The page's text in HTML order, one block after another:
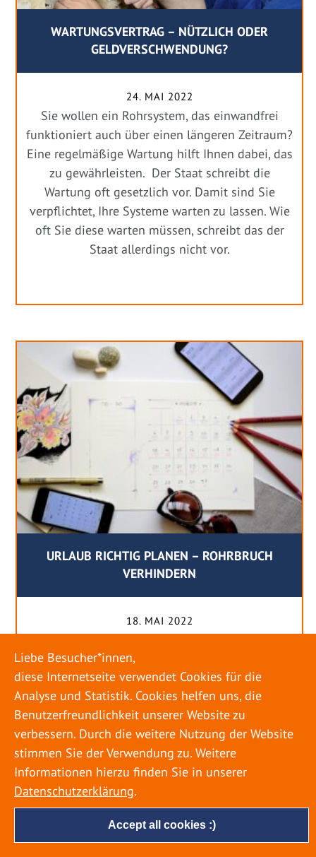
WARTUNGSVERTRAG – NÜTZLICH ODER
GELDVERSCHWENDUNG?
24. MAI 2022
Sie wollen ein Rohrsystem, das einwandfrei
funktioniert auch über einen längeren Zeitraum?
Eine regelmäßige Wartung hilft Ihnen dabei, das
zu gewährleisten. Der Staat schreibt die
Wartung oft gesetzlich vor. Damit sind Sie
verpflichtet, Ihre Systeme warten zu lassen. Wie
oft Sie diese warten müssen, schreibt das der
Staat allerdings nicht vor.
URLAUB RICHTIG PLANEN – ROHRBRUCH
VERHINDERN
18. MAI 2022
genießen ihren Urlaub. Dabei zieht es die Einen
weiter weg, die Anderen bleiben dann doch
lieber in der Heimat. Wenn Sie für eine längere
Zeit wegfahren möchten, gibt es einige Dinge zu
beachten, damit nicht anschließend eine böse
Überraschung auf Sie wartet. Um einen
möglichst entspannten Urlaub zu […]
Accept all cookies :)
Liebe Besucher*innen,
diese Internetseite verwendet Cookies für die
Analyse und Statistik. Cookies helfen uns, die
Benutzerfreundlichkeit unserer Website zu
verbessern. Durch die weitere Nutzung der Website
stimmen Sie der Verwendung zu. Weitere
Informationen hierzu finden Sie in unserer
Datenschutzerklärung.